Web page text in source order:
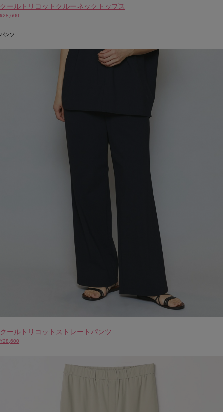
クールトリコットクルーネックトップス
¥28,600
パンツ
クールトリコットストレートパンツ
¥28,600